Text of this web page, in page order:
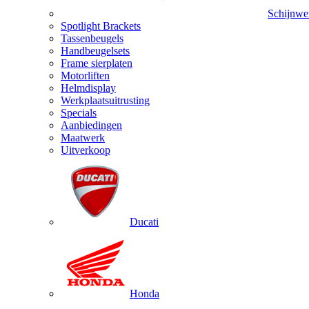
Spotlight Brackets
Tassenbeugels
Handbeugelsets
Frame sierplaten
Motorliften
Helmdisplay
Werkplaatsuitrusting
Specials
Aanbiedingen
Maatwerk
Uitverkoop
Ducati
Honda